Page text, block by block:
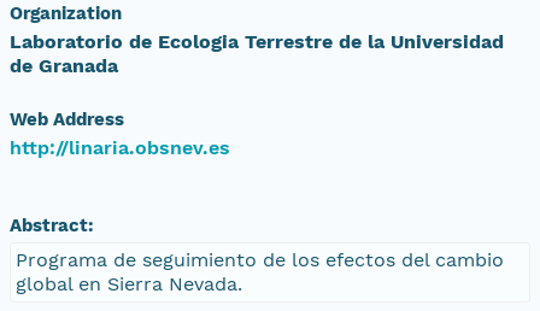
Organization
Laboratorio de Ecologia Terrestre de la Universidad
de Granada
Web Address
http://linaria.obsnev.es
Abstract:
Programa de seguimiento de los efectos del cambio
global en Sierra Nevada.